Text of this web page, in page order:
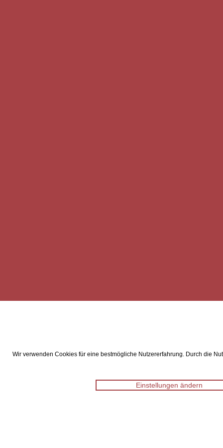
Wir verwenden Cookies für eine bestmögliche Nutzererfahrung. Durch die
Einstellungen ändern